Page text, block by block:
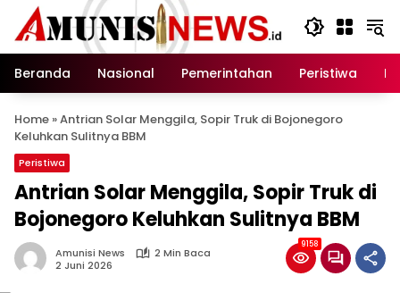
Langsung
konten
Beranda
Nasional Pemerintahan Peristiwa
Home »Antrian Solar Menggila, Sopir Truk di Bojonegoro
Keluhkan Sulitnya BBM
Peristiwa
Antrian Solar Menggila, Sopir Truk di
Bojonegoro Keluhkan Sulitnya BBM
Amunisi News
2 Min Baca
2 Juni 2026
9158